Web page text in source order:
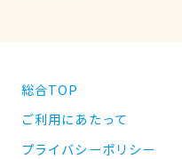
総合TOP
ご利用にあたって
プライバシーポリシー